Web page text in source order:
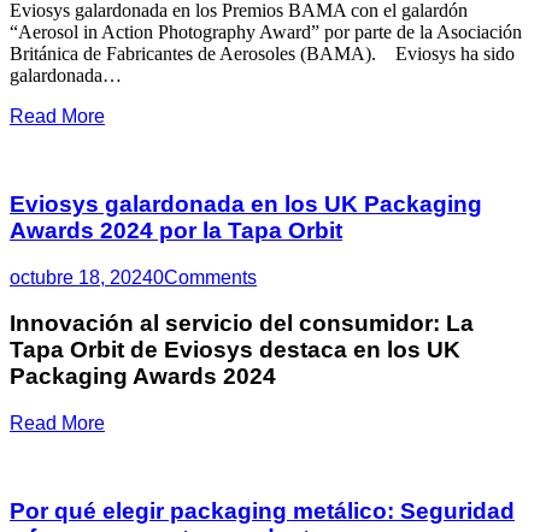
Eviosys galardonada en los Premios BAMA con el galardón
“Aerosol in Action Photography Award” por parte de la Asociación
Británica de Fabricantes de Aerosoles (BAMA). Eviosys ha sido
galardonada…
Read More
Eviosys galardonada en los UK Packaging
Awards 2024 por la Tapa Orbit
octubre 18, 20240Comments
Innovación al servicio del consumidor: La
Tapa Orbit de Eviosys destaca en los UK
Packaging Awards 2024
Read More
Por qué elegir packaging metálico: Seguridad